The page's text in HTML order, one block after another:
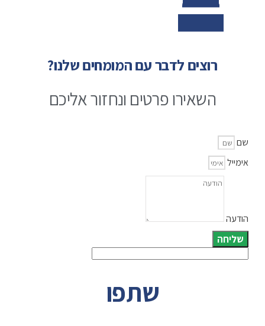
רוצים לדבר עם המומחים שלנו?
השאירו פרטים ונחזור אליכם
שם
אימייל
הודעה
שליחה
שתפו